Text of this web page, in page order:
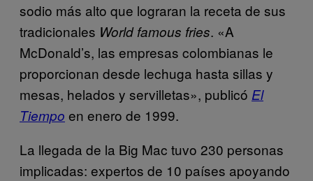
sodio más alto que lograran la receta de sus
tradicionales World famous fries. «A
McDonald’s, las empresas colombianas le
proporcionan desde lechuga hasta sillas y
mesas, helados y servilletas», publicó El
Tiempo en enero de 1999.
La llegada de la Big Mac tuvo 230 personas
implicadas: expertos de 10 países apoyando